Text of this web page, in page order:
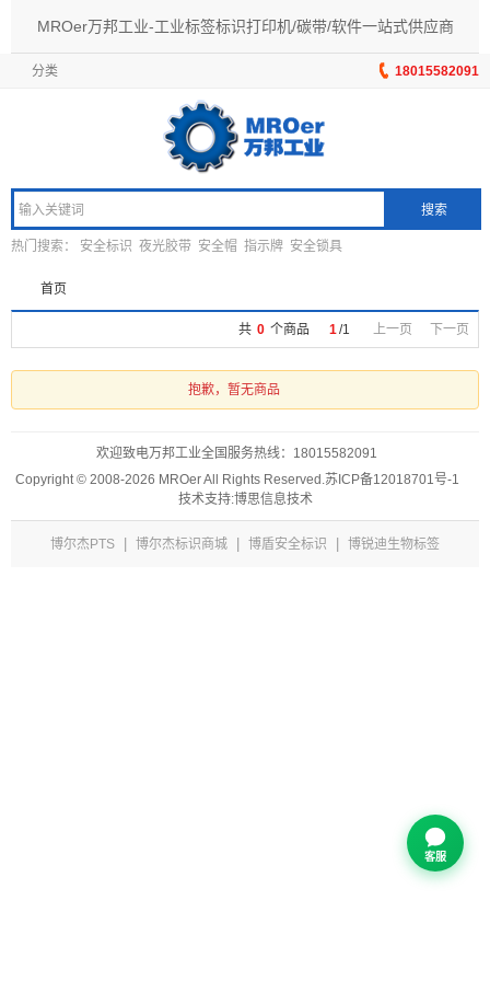
MROer万邦工业-工业标签标识打印机/碳带/软件一站式供应商
18015582091
分类
搜索
热门搜索： 安全标识 夜光胶带 安全帽 指示牌 安全锁具
首页
共 0 个商品 1 /1 上一页 下一页
抱歉，暂无商品
欢迎致电万邦工业全国服务热线： 18015582091
Copyright © 2008-2026 MROer All Rights Reserved. 苏ICP备12018701号-1
技术支持:博思信息技术
博尔杰PTS | 博尔杰标识商城 | 博盾安全标识 | 博锐迪生物标签
客服